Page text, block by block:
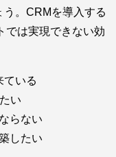
。CRMを導入する
では実現できない効
ている
い
らない
したい